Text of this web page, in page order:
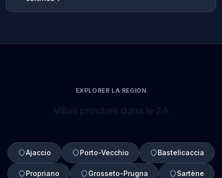
EXPLORER LA REGION
Ajaccio Porto-Vecchio Bastelicaccia
Propriano Grosseto-Prugna Sartène